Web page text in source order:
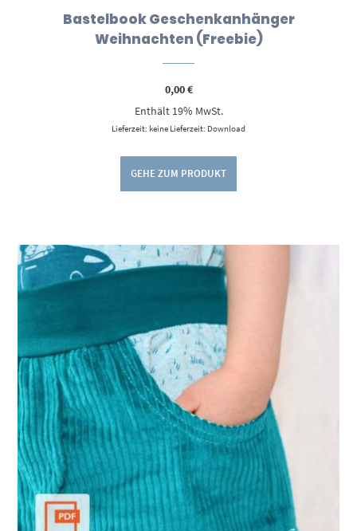
Bastelbook Geschenkanhänger
Weihnachten (Freebie)
0,00€
Enthält 19% MwSt.
Lieferzeit: keine Lieferzeit: Download
GEHE ZUM PRODUKT